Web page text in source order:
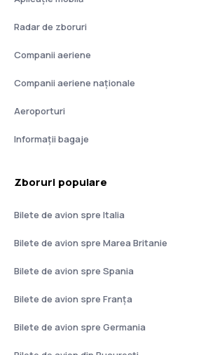
Radar de zboruri
Companii aeriene
Companii aeriene naţionale
Aeroporturi
Informații bagaje
Zboruri populare
Bilete de avion spre Italia
Bilete de avion spre Marea Britanie
Bilete de avion spre Spania
Bilete de avion spre Franţa
Bilete de avion spre Germania